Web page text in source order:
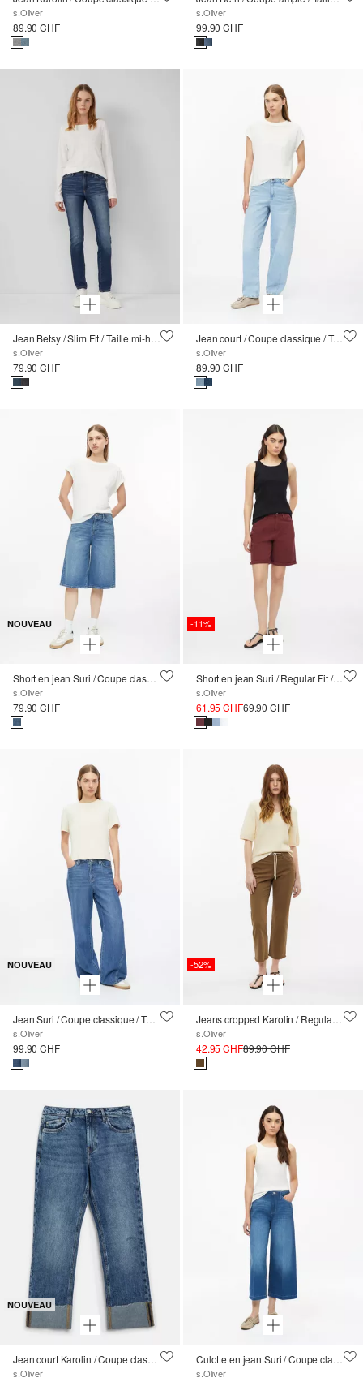
s.Oliver
89.90 CHF
s.Oliver
99.90 CHF
Jean Betsy / Slim Fit / Taille mi-haute / Slim Leg / 5 poches
s.Oliver
79.90 CHF
Jean court / Coupe classique / Taille haute / Jambe évasée
s.Oliver
89.90 CHF
NOUVEAU
Short en jean Suri / Coupe classique / Taille mi-haute / Jambe large
s.Oliver
79.90 CHF
-11%
Short en jean Suri / Regular Fit / High Rise
s.Oliver
61.95 CHF69.90 CHF
NOUVEAU
Jean Suri / Coupe classique / Taille haute / Jambe large
s.Oliver
99.90 CHF
-52%
Jeans cropped Karolin / Regular Fit / Mid Rise / Straight Leg / avec franges
s.Oliver
42.95 CHF89.90 CHF
NOUVEAU
Jean court Karolin / Coupe classique / Taille mi-haute / Jambe droite / Revers fixe
s.Oliver
Culotte en jean Suri / Coupe classique / Taille haute / Jambe large
s.Oliver